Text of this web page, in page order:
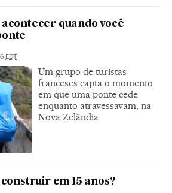
quando você
EDT
Um grupo de turistas
franceses capta o momento
em que uma ponte cede
enquanto atravessavam, na
Nova Zelândia
construir em 15 anos?